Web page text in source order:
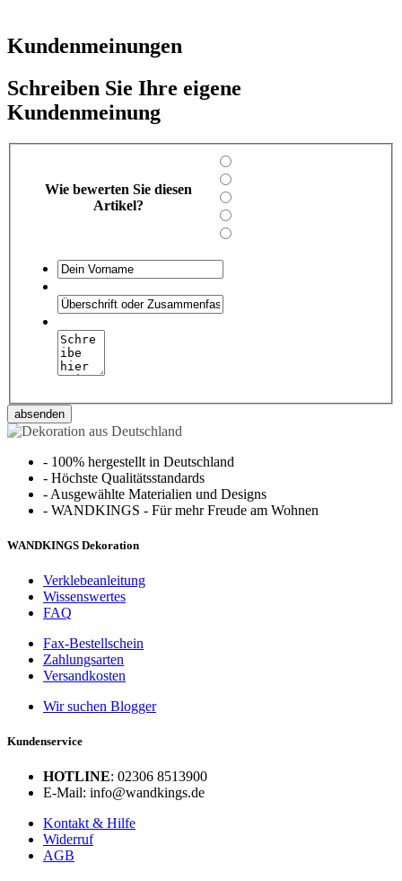
Kundenmeinungen
Schreiben Sie Ihre eigene
Kundenmeinung
Wie bewerten Sie diesen
Artikel?
absenden
- 100% hergestellt in Deutschland
- Höchste Qualitätsstandards
- Ausgewählte Materialien und Designs
- WANDKINGS - Für mehr Freude am Wohnen
WANDKINGS Dekoration
Verklebeanleitung
Wissenswertes
FAQ
Fax-Bestellschein
Zahlungsarten
Versandkosten
Wir suchen Blogger
Kundenservice
HOTLINE: 02306 8513900
E-Mail: info@wandkings.de
Kontakt & Hilfe
Widerruf
AGB